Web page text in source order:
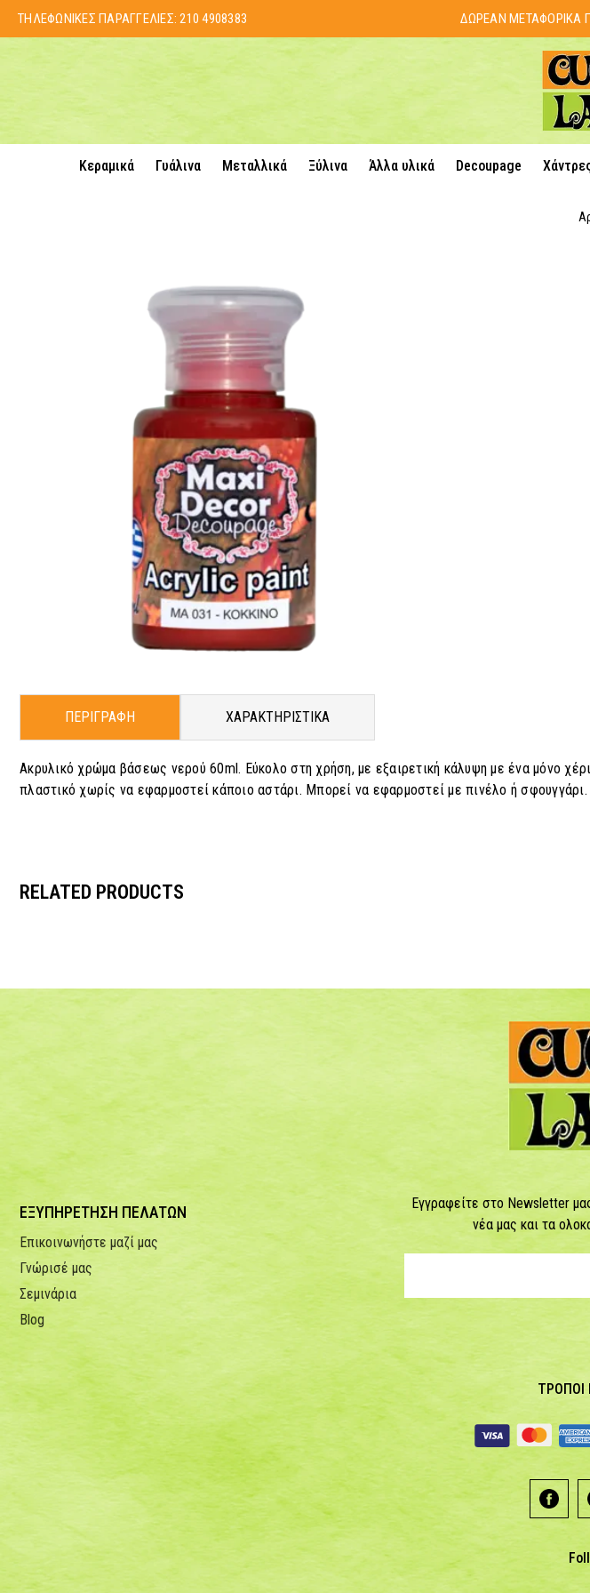
ΤΗΛΕΦΩΝΙΚΕΣ ΠΑΡΑΓΓΕΛΙΕΣ:210 4908383 ΔΩΡΕΑΝ ΜΕΤΑΦΟΡΙΚΑ
Κεραμικά Γυάλινα Μεταλλικά Ξύλινα Άλλα υλικά Decoupage
ΠΕΡΙΓΡΑΦΗ ΧΑΡΑΚΤΗΡΙΣΤΙΚΑ
Ακρυλικό χρώμα βάσεως νερού 60ml. Εύκολο στη χρήση, με εξαιρετική κάλυψη με ένα μόνο
πλαστικό χωρίς να εφαρμοστεί κάποιο αστάρι. Μπορεί να εφαρμοστεί με πινέλο ή σφουγγάρι.
RELATED PRODUCTS
ΕΞΥΠΗΡΕΤΗΣΗ ΠΕΛΑΤΩΝ
Επικοινωνήστε μαζί μας
Γνώρισέ μας
Σεμινάρια
Blog
Εγγραφείτε στο Newsletter
νέα μας και τα